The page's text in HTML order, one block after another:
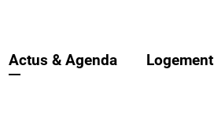
Actus & Agenda Logement